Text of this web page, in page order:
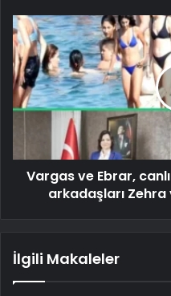
Vargas ve Ebrar,
arkadaşları Zehra
İlgili Makaleler